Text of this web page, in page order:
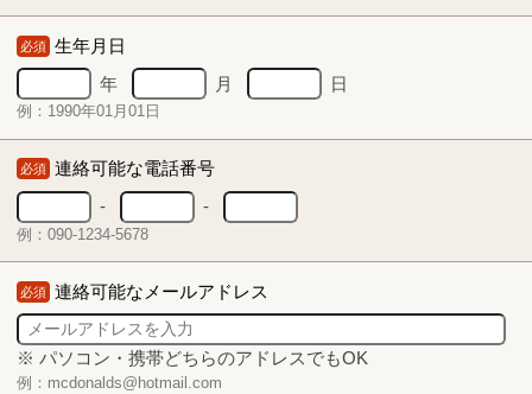
必須 生年月日
年
月 日
例：1990年01月01日
必須 連絡可能な電話番号
-
-
例：090-1234-5678
必須 連絡可能なメールアドレス
※ パソコン・携帯どちらのアドレスでもOK
例：mcdonalds@hotmail.com